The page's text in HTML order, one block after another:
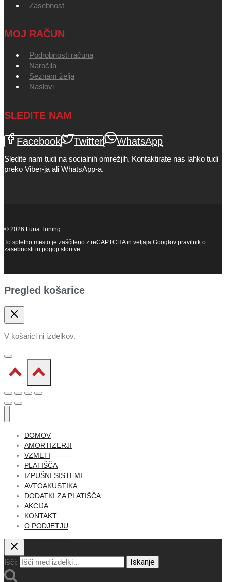
Zasebnost
MOJ RAČUN
Podrobnosti računa
Naročila
Seznam želja
Naslovi
SLEDITE NAM
Facebook Twitter WhatsApp
Sledite nam tudi na socialnih omrežjih. Kontaktirate nas lahko tudi
preko Viber-ja ali WhatsApp-a.
© 2026 Luna Tuning
To spletno mesto je zaščiteno z reCAPTCHA in veljaja Googlov pravilnik o
zasebnosti in pogoji storitve.
Pregled košarice
V košarici ni izdelkov.
DOMOV
AMORTIZERJI
VZMETI
PLATIŠČA
IZPUŠNI SISTEMI
AVTOAKUSTIKA
DODATKI ZA PLATIŠČA
AKCIJA
KONTAKT
O PODJETJU
Išči: Iskanje